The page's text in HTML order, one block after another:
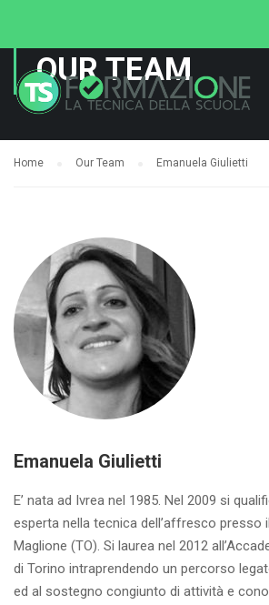
OUR TEAM
Home Our Team Emanuela Giulietti
Emanuela Giulietti
E’ nata ad Ivrea nel 1985. Nel 2009 si
esperta nella tecnica dell’affresco presso
Maglione (TO). Si laurea nel 2012
di Torino intraprendendo un percorso
ed al sostegno congiunto di attività e